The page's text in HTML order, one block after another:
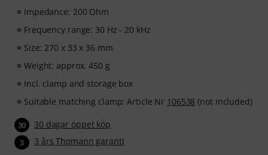
Impedance: 200 Ohm
Frequency range: 30 Hz - 20 kHz
Size: 270 x 33 x 36 mm
Weight: approx. 450 g
Incl. clamp and storage box
Suitable matching clamp: Article Nr 106538 (not included)
30 30 dagar öppet köp
3 3 års Thomann garanti